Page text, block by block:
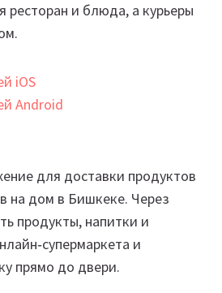
ресторан и блюда, а курьеры
iOS
Android
для доставки продуктов
на дом в Бишкеке. Через
продукты, напитки и
и
прямо до двери.